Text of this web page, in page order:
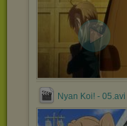
Nyan Koi! - 05.avi